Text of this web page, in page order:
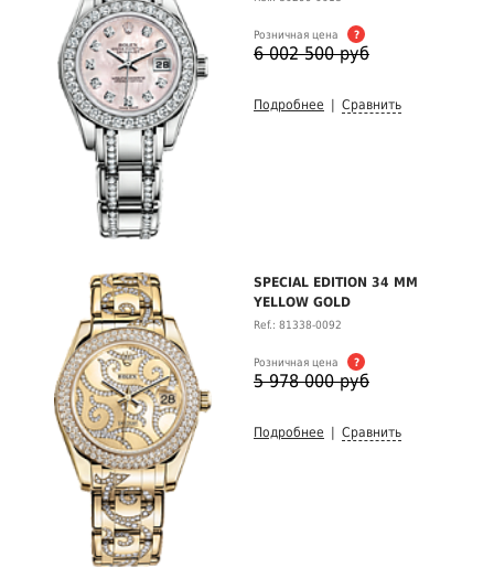
Розничная цена ?
6 002 500 руб
Подробнее Сравнить
SPECIAL EDITION 34 MM
YELLOW GOLD
Ref.: 81338-0092
Розничная цена ?
5 978 000 руб
Подробнее Сравнить